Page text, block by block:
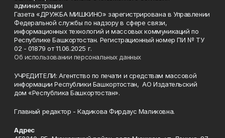
администрации
Газета «ДРУЖБА МИШКИНО» зарегистрирована в Управлении
Федеральной службы по надзору в сфере связи,
информационных технологий и массовых коммуникаций по
Республике Башкортостан. Регистрационный номер ПИ № ТУ
02 - 01879 от 11.06.2025 г.
Об использовании персональных данных
УЧРЕДИТЕЛИ: Агентство по печати и средствам массовой
информации Республики Башкортостан, АО Издательский
дом «Республика Башкортостан».
Главный редактор - Кадикова Фирдаус Маликовна.
Адрес